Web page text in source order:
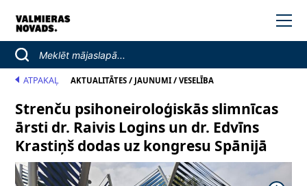
ATPAKAĻ AKTUALITĀTES/ JAUNUMI/ VESELĪBA
Strenču psihoneiroloģiskās slimnīcas
ārsti dr. Raivis Logins un dr. Edvīns
Krastiņš dodas uz kongresu Spānijā